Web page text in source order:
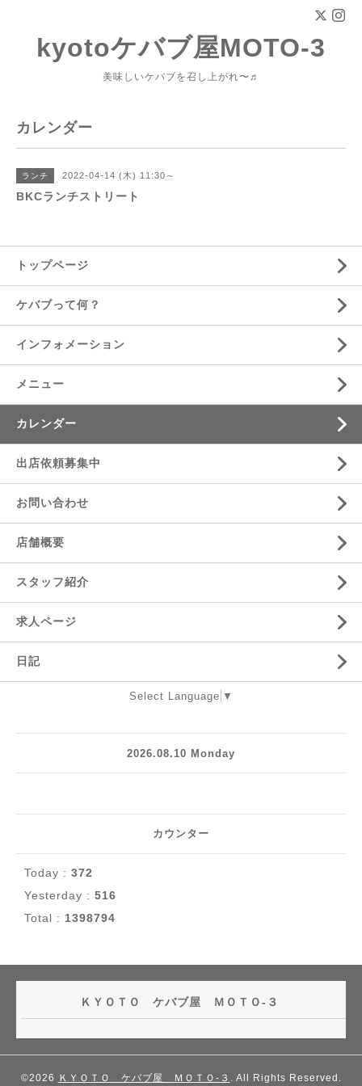
kyotoケバブ屋MOTO-3
美味しいケバブを召し上がれ〜♬
カレンダー
ランチ 2022-04-14 (木) 11:30～
BKCランチストリート
トップページ
ケバブって何？
インフォメーション
メニュー
カレンダー
出店依頼募集中
お問い合わせ
店舗概要
スタッフ紹介
求人ページ
日記
Select Language ▼
2026.08.10 Monday
カウンター
Today : 372
Yesterday : 516
Total : 1398794
ＫＹＯＴＯ ケバブ屋 ＭＯＴＯ-３
©2026 ＫＹＯＴＯ ケバブ屋 ＭＯＴＯ-３ . All Rights Reserved.